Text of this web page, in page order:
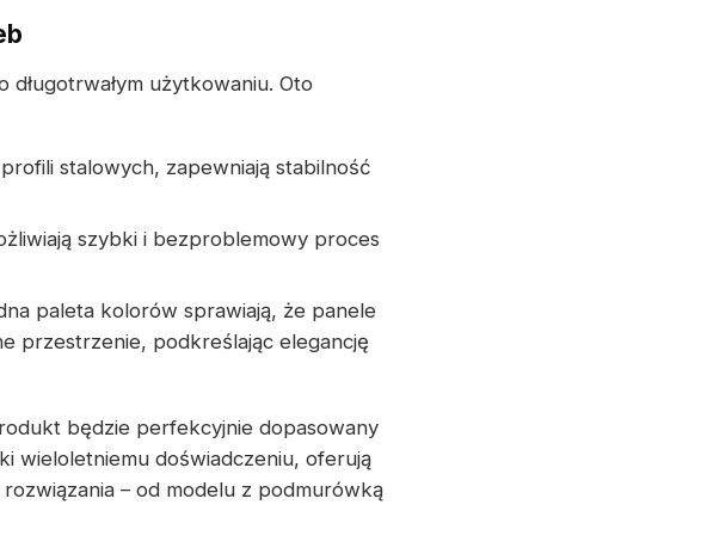
użytkowaniu. Oto
stalowych, zapewniają stabilność
szybki i bezproblemowy proces
paleta kolorów sprawiają, że panele
przestrzenie, podkreślając elegancję
będzie perfekcyjnie dopasowany
wieloletniemu doświadczeniu, oferują
– od modelu z podmurówką